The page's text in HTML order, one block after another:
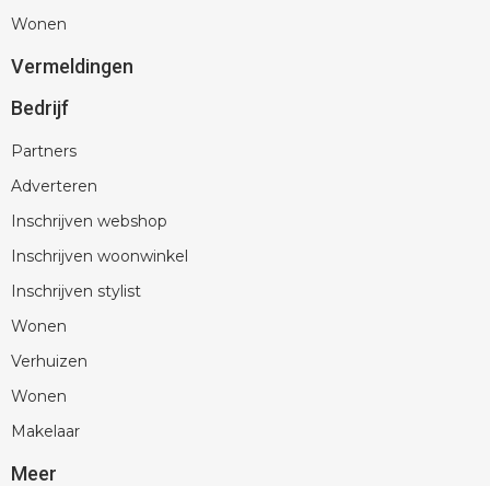
Wonen
Vermeldingen
Bedrijf
Partners
Adverteren
Inschrijven webshop
Inschrijven woonwinkel
Inschrijven stylist
Wonen
Verhuizen
Wonen
Makelaar
Meer